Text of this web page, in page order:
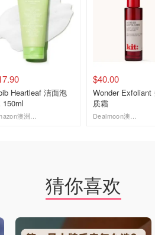
Heartleaf 洁面泡
150ml
$40.00
Wonder Exfoliant
质霜
猜你喜欢